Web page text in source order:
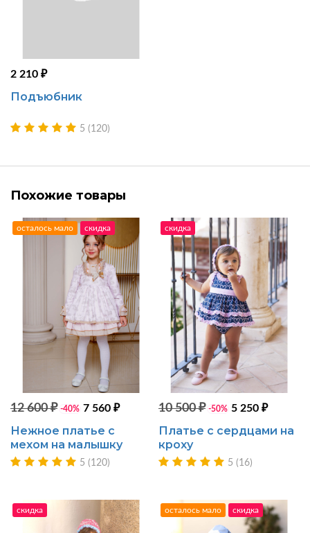
2 210 ₽
Подъюбник
5 (120)
Похожие товары
осталось мало скидка
12 600 ₽ -40% 7 560 ₽
Нежное платье с
мехом на малышку
5 (120)
скидка
10 500 ₽ -50% 5 250 ₽
Платье с сердцами на
кроху
5 (16)
скидка осталось мало скидка